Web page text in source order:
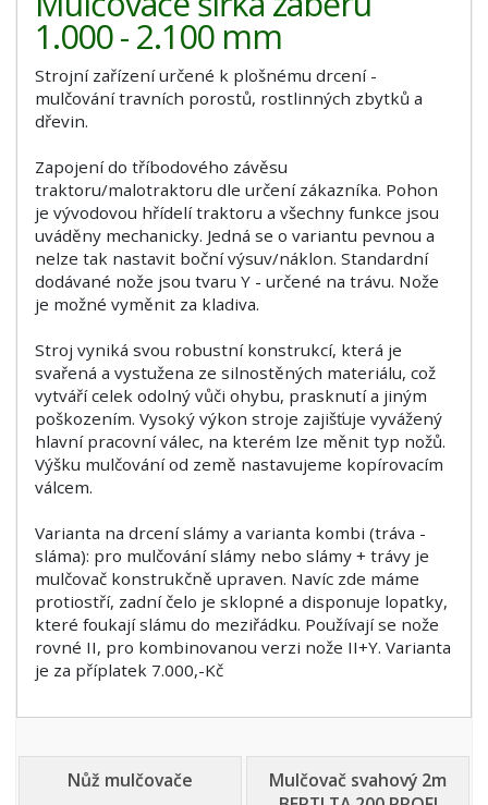
1.000 - 2.100 mm
Strojní zařízení určené k plošnému drcení -
mulčování travních porostů, rostlinných zbytků a
dřevin.
Zapojení do tříbodového závěsu
traktoru/malotraktoru dle určení zákazníka. Pohon
je vývodovou hřídelí traktoru a všechny funkce jsou
uváděny mechanicky. Jedná se o variantu pevnou a
nelze tak nastavit boční výsuv/náklon. Standardní
dodávané nože jsou tvaru Y - určené na trávu. Nože
je možné vyměnit za kladiva.
Stroj vyniká svou robustní konstrukcí, která je
svařená a vystužena ze silnostěných materiálu, což
vytváří celek odolný vůči ohybu, prasknutí a jiným
poškozením. Vysoký výkon stroje zajišťuje vyvážený
hlavní pracovní válec, na kterém lze měnit typ nožů.
Výšku mulčování od země nastavujeme kopírovacím
válcem.
Varianta na drcení slámy a varianta kombi (tráva -
sláma): pro mulčování slámy nebo slámy + trávy je
mulčovač konstrukčně upraven. Navíc zde máme
protiostří, zadní čelo je sklopné a disponuje lopatky,
které foukají slámu do meziřádku. Používají se nože
rovné II, pro kombinovanou verzi nože II+Y. Varianta
je za příplatek 7.000,-Kč
Nůž mulčovače
Mulčovač svahový 2m